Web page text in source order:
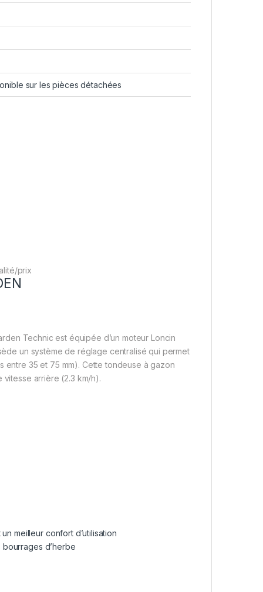
sur les pièces détachées
prix
Technic est équipée d’un moteur Loncin
un système de réglage centralisé qui permet
35 et 75 mm). Cette tondeuse à gazon
vitesse arrière (2.3 km/h).
meilleur confort d’utilisation
bourrages d’herbe